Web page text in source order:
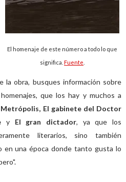
El homenaje de este número a todo lo que
significa.Fuente
la obra, busques información sobre
que los hay y muchos a
Metrópolis, El gabinete del Doctor
y El gran dictador, ya que los
literarios, sino también
en una época donde tanto gusta lo